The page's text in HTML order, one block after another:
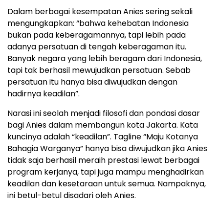
Dalam berbagai kesempatan Anies sering sekali
mengungkapkan: “bahwa kehebatan Indonesia
bukan pada keberagamannya, tapi lebih pada
adanya persatuan di tengah keberagaman itu.
Banyak negara yang lebih beragam dari Indonesia,
tapi tak berhasil mewujudkan persatuan. Sebab
persatuan itu hanya bisa diwujudkan dengan
hadirnya keadilan”.
Narasi ini seolah menjadi filosofi dan pondasi dasar
bagi Anies dalam membangun kota Jakarta. Kata
kuncinya adalah “keadilan”. Tagline “Maju Kotanya
Bahagia Warganya” hanya bisa diwujudkan jika Anies
tidak saja berhasil meraih prestasi lewat berbagai
program kerjanya, tapi juga mampu menghadirkan
keadilan dan kesetaraan untuk semua. Nampaknya,
ini betul-betul disadari oleh Anies.